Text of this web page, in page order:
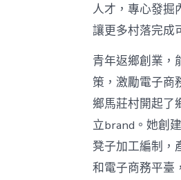
人才，專心發掘
讓更多村落完成
青年返鄉創業，
策，激勵電子商
鄉馬莊村開起了
立brand。她創
凳子加工編制，
和電子商務平臺